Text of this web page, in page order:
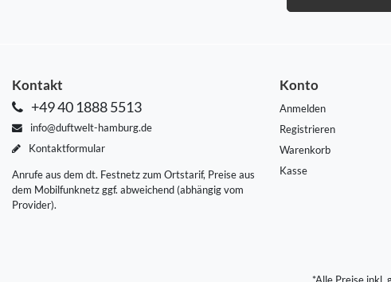
Kontakt
+49 40 1888 5513
info@duftwelt-hamburg.de
Kontaktformular
Anrufe aus dem dt. Festnetz zum Ortstarif, Preise aus
dem Mobilfunknetz ggf. abweichend (abhängig vom
Provider).
Konto
Anmelden
Registrieren
Warenkorb
Kasse